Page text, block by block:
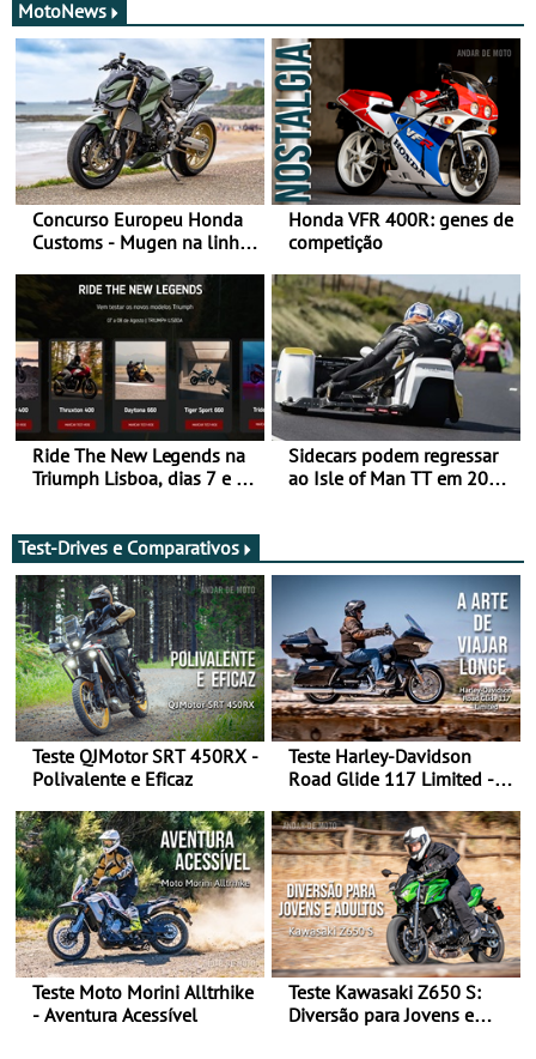
MotoNews
Concurso Europeu Honda
Customs - Mugen na linha
ganhar
Honda VFR 400R: genes de
competição
Ride The New Legends na
Triumph Lisboa, dias 7 e 8
Sidecars podem regressar
ao Isle of Man TT em 2027
Test-Drives e Comparativos
Teste QJMotor SRT 450RX -
Polivalente e Eficaz
Teste Harley-Davidson
Road Glide 117 Limited - A
Teste Moto Morini Alltrhike
- Aventura Acessível
Teste Kawasaki Z650 S:
Diversão para Jovens e